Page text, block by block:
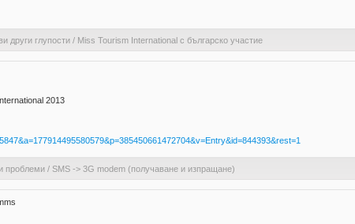
други глупости / Miss Tourism International с българско участие
2013
проблеми / SMS -> 3G modem (получаване и изпращане)